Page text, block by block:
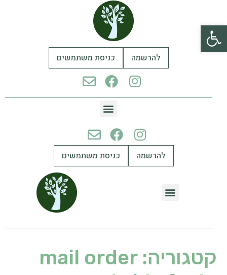
פתח סרגל נגישות
להרשמה כניסת משתמשים
להרשמה כניסת משתמשים
קטגוריה:mail order